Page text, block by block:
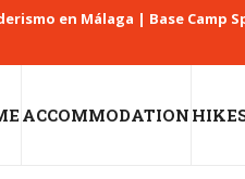
en Málaga | Base Camp
ACCOMMODATION